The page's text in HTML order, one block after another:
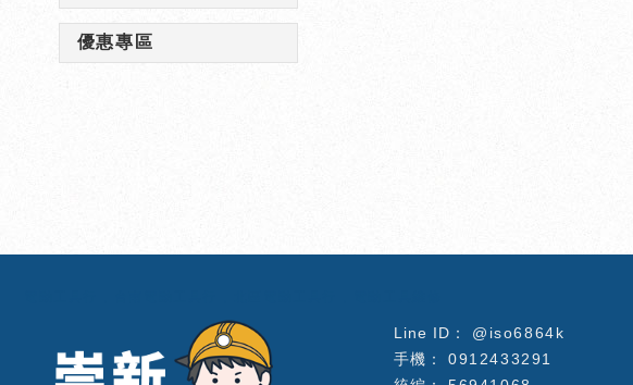
優惠專區
@iso6864k
0912433291